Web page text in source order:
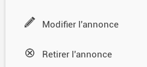
Modifier l'annonce
Retirer l'annonce